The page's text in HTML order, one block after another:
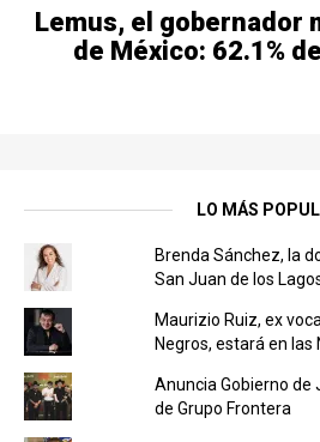
LO MÁS
Brenda Sánchez, la
San Juan de los
Maurizio Ruiz, ex
Negros, estará en las
Anuncia Gobierno
de Grupo Frontera
Lemus, el gobernador
de México: 62.1%